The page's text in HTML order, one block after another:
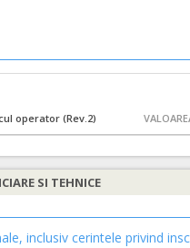
operator (Rev.2)
SI TEHNICE
inclusiv cerintele privind